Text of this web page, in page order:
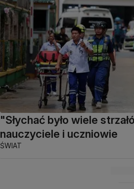
"Słychać było wiele
nauczyciele i uczniowie
ŚWIAT